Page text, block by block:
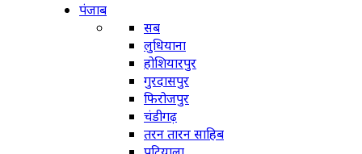
पंजाब
सब
लुधियाना
होशियारपुर
गुरदासपुर
फिरोजपुर
चंडीगढ़
तरन तारन साहिब